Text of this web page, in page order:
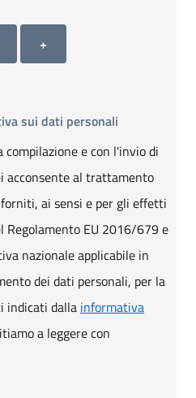
3Allegato 4
+
sui dati personali
compilazione e con l'invio di
acconsente al trattamento
ai sensi e per gli effetti
Regolamento EU 2016/679 e
nazionale applicabile in
dei dati personali, per la
indicati dalla informativa
a leggere con